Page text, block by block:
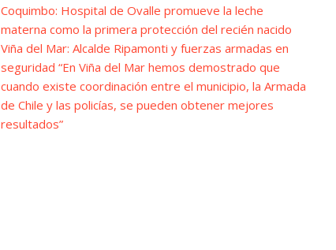
Coquimbo: Hospital de Ovalle promueve la leche
materna como la primera protección del recién nacido
Viña del Mar: Alcalde Ripamonti y fuerzas armadas en
seguridad “En Viña del Mar hemos demostrado que
cuando existe coordinación entre el municipio, la Armada
de Chile y las policías, se pueden obtener mejores
resultados”